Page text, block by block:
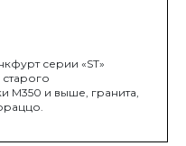
серии «ST»
М350 и выше, гранита,